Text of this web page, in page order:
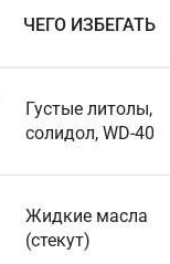
ЧЕГО ИЗБЕГАТЬ
Густые литолы,
солидол, WD-40
Жидкие масла
(стекут)